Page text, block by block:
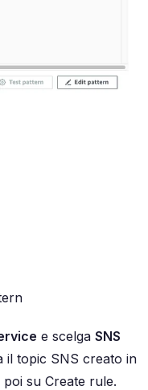
e scelga SNS
il topic SNS creato in
su Create rule.